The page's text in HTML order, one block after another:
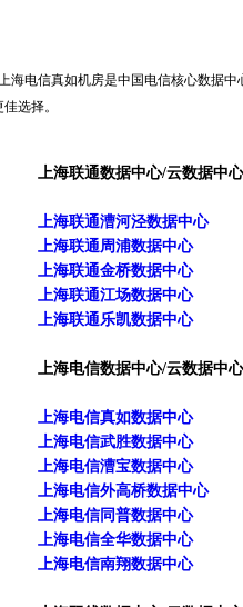
海电信真如机房是中国电信核心数据
佳选择。
上海联通数据中心/云数据中心
上海联通漕河泾数据中心
上海联通周浦数据中心
上海联通金桥数据中心
上海联通江场数据中心
上海联通乐凯数据中心
上海电信数据中心/云数据中心
上海电信真如数据中心
上海电信武胜数据中心
上海电信漕宝数据中心
上海电信外高桥数据中心
上海电信同普数据中心
上海电信全华数据中心
上海电信南翔数据中心